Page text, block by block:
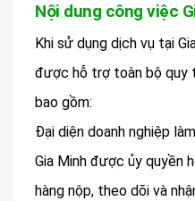
Nội dung công việc
Khi sử dụng dịch vụ tại
được hỗ trợ toàn bộ quy
bao gồm:
Đại diện doanh nghiệp
Gia Minh được ủy quyền
hàng nộp, theo dõi và